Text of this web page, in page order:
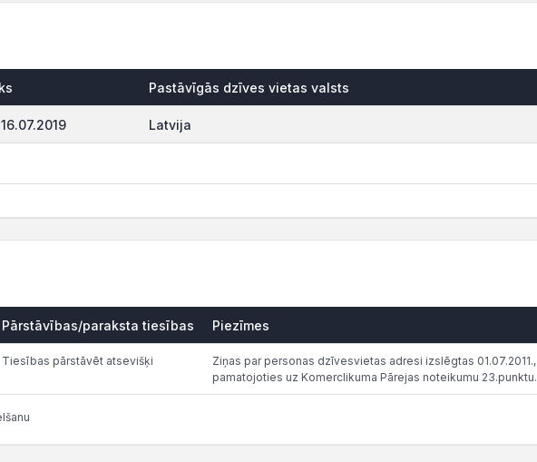
Pastāvīgās dzīves vietas valsts
Latvija
Pārstāvības/paraksta tiesības Piezīmes
Tiesības pārstāvēt atsevišķi
Ziņas par personas dzīvesvietas adresi izslēgtas 01.07.2011.,
pamatojoties uz Komerclikuma Pārejas noteikumu 23.punktu.